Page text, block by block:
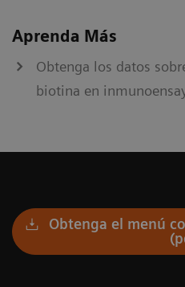
Aprenda Más
Obtenga los datos
biotina en
Obtenga el menú